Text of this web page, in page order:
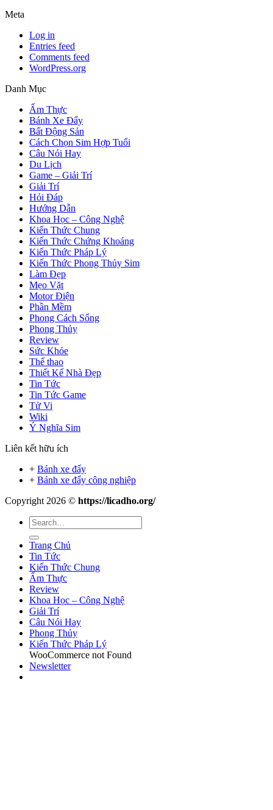
Meta
Log in
Entries feed
Comments feed
WordPress.org
Danh Mục
Ẩm Thực
Bánh Xe Đẩy
Bất Động Sản
Cách Chọn Sim Hợp Tuổi
Câu Nói Hay
Du Lịch
Game – Giải Trí
Giải Trí
Hỏi Đáp
Hướng Dẫn
Khoa Học – Công Nghệ
Kiến Thức Chung
Kiến Thức Chứng Khoáng
Kiến Thức Pháp Lý
Kiến Thức Phong Thủy Sim
Làm Đẹp
Mẹo Vặt
Motor Điện
Phần Mềm
Phong Cách Sống
Phong Thủy
Review
Sức Khỏe
Thể thao
Thiết Kế Nhà Đẹp
Tin Tức
Tin Tức Game
Tử Vi
Wiki
Ý Nghĩa Sim
Liên kết hữu ích
+ Bánh xe đẩy
+ Bánh xe đẩy công nghiệp
Copyright 2026 © https://licadho.org/
Trang Chủ
Tin Tức
Kiến Thức Chung
Ẩm Thực
Review
Khoa Học – Công Nghệ
Giải Trí
Câu Nói Hay
Phong Thủy
Kiến Thức Pháp Lý
WooCommerce not Found
Newsletter